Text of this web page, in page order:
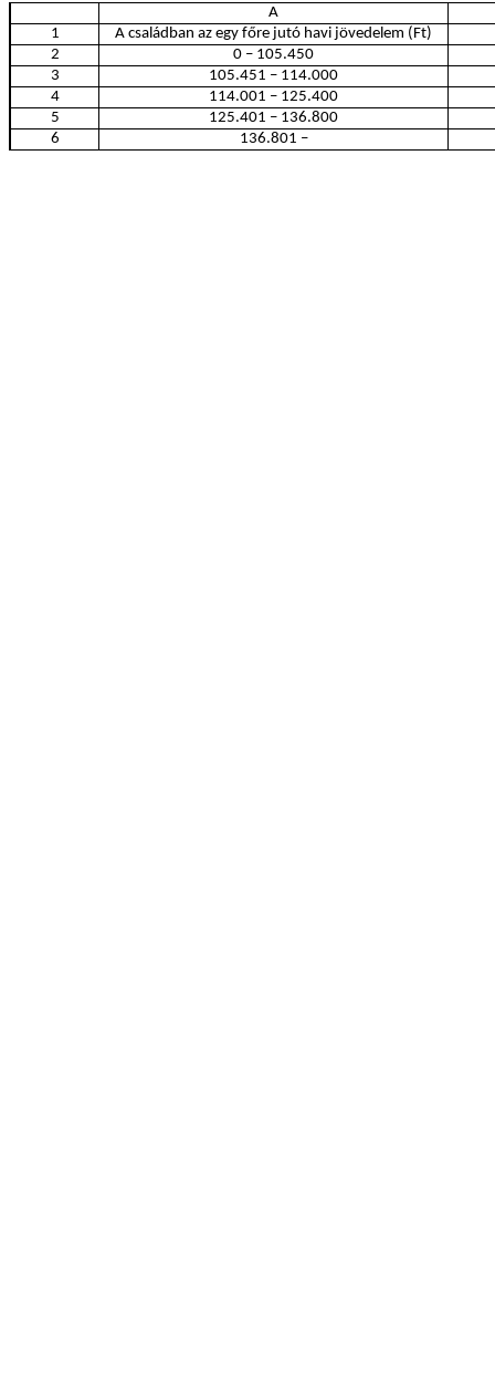
A
1
A családban az egy főre jutó havi jövedelem (Ft)
2
0 – 105.450
3
105.451 – 114.000
4
114.001 – 125.400
5
125.401 – 136.800
6
136.801 –